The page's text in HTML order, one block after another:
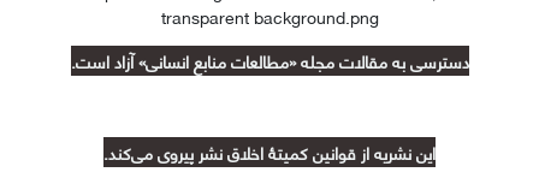
دسترسی به مقالات مجله «مطالعات منابع انسانی» آزاد است.
این نشریه از قوانین کمیتۀ اخلاق نشر پیروی می‌کند.